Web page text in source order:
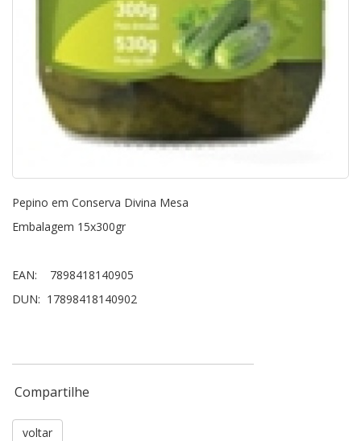
Pepino em Conserva Divina Mesa
Embalagem 15x300gr
EAN: 7898418140905
DUN: 17898418140902
Compartilhe
voltar